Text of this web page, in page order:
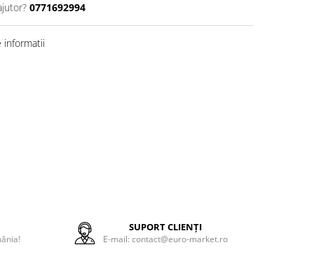
0771692994
informatii
SUPORT CLIENȚI
E-mail: contact@euro-market.ro